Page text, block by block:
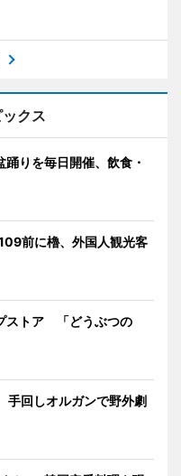
クス
りを毎日開催、飲食・
前に櫓、外国人観光客
ストア 「どうぶつの
回しオルガンで野外劇